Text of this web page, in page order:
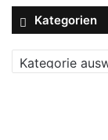
Kategorien
Kategorien